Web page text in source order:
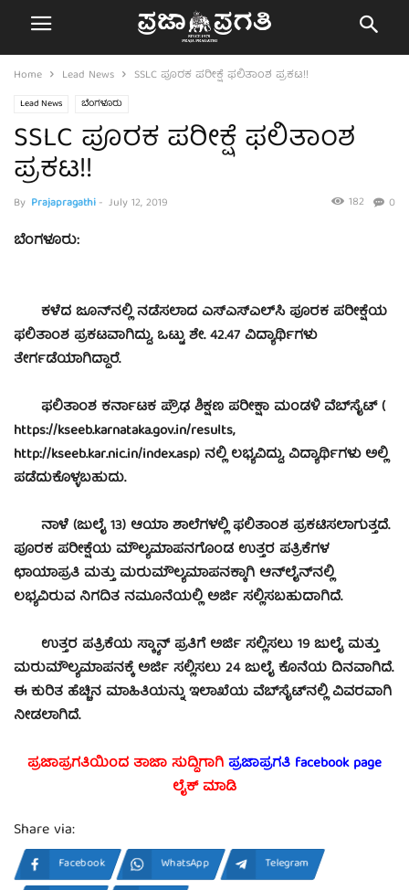
Home Lead News SSLC ಪೂರಕ ಪರೀಕ್ಷೆ ಫಲಿತಾಂಶ ಪ್ರಕಟ!!
Lead News ಬೆಂಗಳೂರು
SSLC ಪೂರಕ ಪರೀಕ್ಷೆ ಫಲಿತಾಂಶ
ಪ್ರಕಟ!!
By Prajapragathi- July 12, 2019 0
182
ಬೆಂಗಳೂರು:
ಕಳೆದ ಜೂನ್‌ನಲ್ಲಿ ನಡೆಸಲಾದ ಎಸ್‌ಎಸ್‌ಎಲ್‌ಸಿ ಪೂರಕ ಪರೀಕ್ಷೆಯ
ಫಲಿತಾಂಶ ಪ್ರಕಟವಾಗಿದ್ದು, ಒಟ್ಟು ಶೇ. 42.47 ವಿದ್ಯಾರ್ಥಿಗಳು
ತೇರ್ಗಡೆಯಾಗಿದ್ದಾರೆ.
ಫಲಿತಾಂಶ ಕರ್ನಾಟಕ ಪ್ರೌಢ ಶಿಕ್ಷಣ ಪರೀಕ್ಷಾ ಮಂಡಳಿ ವೆಬ್‌ಸೈಟ್‌ (
https://kseeb.karnataka.gov.in/results,
http://kseeb.kar.nic.in/index.asp) ನಲ್ಲಿ ಲಭ್ಯವಿದ್ದು, ವಿದ್ಯಾರ್ಥಿಗಳು ಅಲ್ಲಿ
ಪಡೆದುಕೊಳ್ಳಬಹುದು.
ನಾಳೆ (ಜುಲೈ 13) ಆಯಾ ಶಾಲೆಗಳಲ್ಲಿ ಫಲಿತಾಂಶ ಪ್ರಕಟಿಸಲಾಗುತ್ತದೆ.
ಪೂರಕ ಪರೀಕ್ಷೆಯ ಮೌಲ್ಯಮಾಪನಗೊಂಡ ಉತ್ತರ ಪತ್ರಿಕೆಗಳ
ಛಾಯಾಪ್ರತಿ ಮತ್ತು ಮರುಮೌಲ್ಯಮಾಪನಕ್ಕಾಗಿ ಆನ್‌ಲೈನ್‌ನಲ್ಲಿ
ಲಭ್ಯವಿರುವ ನಿಗದಿತ ನಮೂನೆಯಲ್ಲಿ ಅರ್ಜಿ ಸಲ್ಲಿಸಬಹುದಾಗಿದೆ.
ಉತ್ತರ ಪತ್ರಿಕೆಯ ಸ್ಕ್ಯಾನ್ ಪ್ರತಿಗೆ ಅರ್ಜಿ ಸಲ್ಲಿಸಲು 19 ಜುಲೈ ಮತ್ತು
ಮರುಮೌಲ್ಯಮಾಪನಕ್ಕೆ ಅರ್ಜಿ ಸಲ್ಲಿಸಲು 24 ಜುಲೈ ಕೊನೆಯ ದಿನವಾಗಿದೆ.
ಈ ಕುರಿತ ಹೆಚ್ಚಿನ ಮಾಹಿತಿಯನ್ನು ಇಲಾಖೆಯ ವೆಬ್‌ಸೈಟ್‌ನಲ್ಲಿ ವಿವರವಾಗಿ
ನೀಡಲಾಗಿದೆ.
ಪ್ರಜಾಪ್ರಗತಿಯಿಂದ ತಾಜಾ ಸುದ್ದಿಗಾಗಿಪ್ರಜಾಪ್ರಗತಿ facebookpage
ಲೈಕ್ ಮಾಡಿ
Share via:
Facebook WhatsApp
Telegram